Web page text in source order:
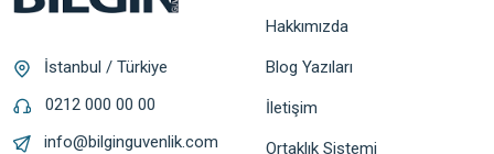
İstanbul / Türkiye
0212 000 00 00
info@bilginguvenlik.com
Hakkımızda
Blog Yazıları
İletişim
Ortaklık Sistemi